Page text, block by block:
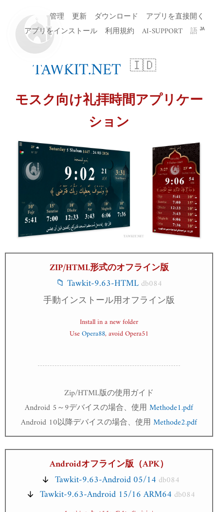
管理 更新 ダウンロード
アプリを直接開く
アプリをインストール 利用規約 AI-SUPPORT 語 JA
TAWKIT.NET 🇮🇩
モスク向け礼拝時間アプリケー
ション
ZIP/HTML形式のオフライン版
📁 Tawkit-9.63-HTMLdb084
手動インストール用オフライン版
Install in a new folder
UseOpera88, avoid Opera51
Zip/HTML版の使用ガイド
Android 5～9デバイスの場合、使用Methode1.pdf
Android 10以降デバイスの場合、使用Methode2.pdf
Androidオフライン版（APK）
Tawkit-9.63-Android 05/14 db084
Tawkit-9.63-Android 15/16 ARM64 db084